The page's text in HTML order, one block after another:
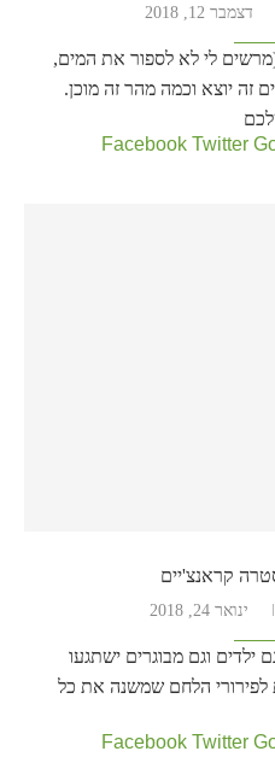
דצמבר 12, 2018
מהיר מ-3 מצרכים (מרשים לי לא לספור את המים,
זה יוצא וכמה מהר זה מוכן.
Facebook Twitter
קראנצ'יים
ינואר 24, 2018
ילדים וגם מבוגרים ישתגעו
הלחם שמשנה את כל
Facebook Twitter